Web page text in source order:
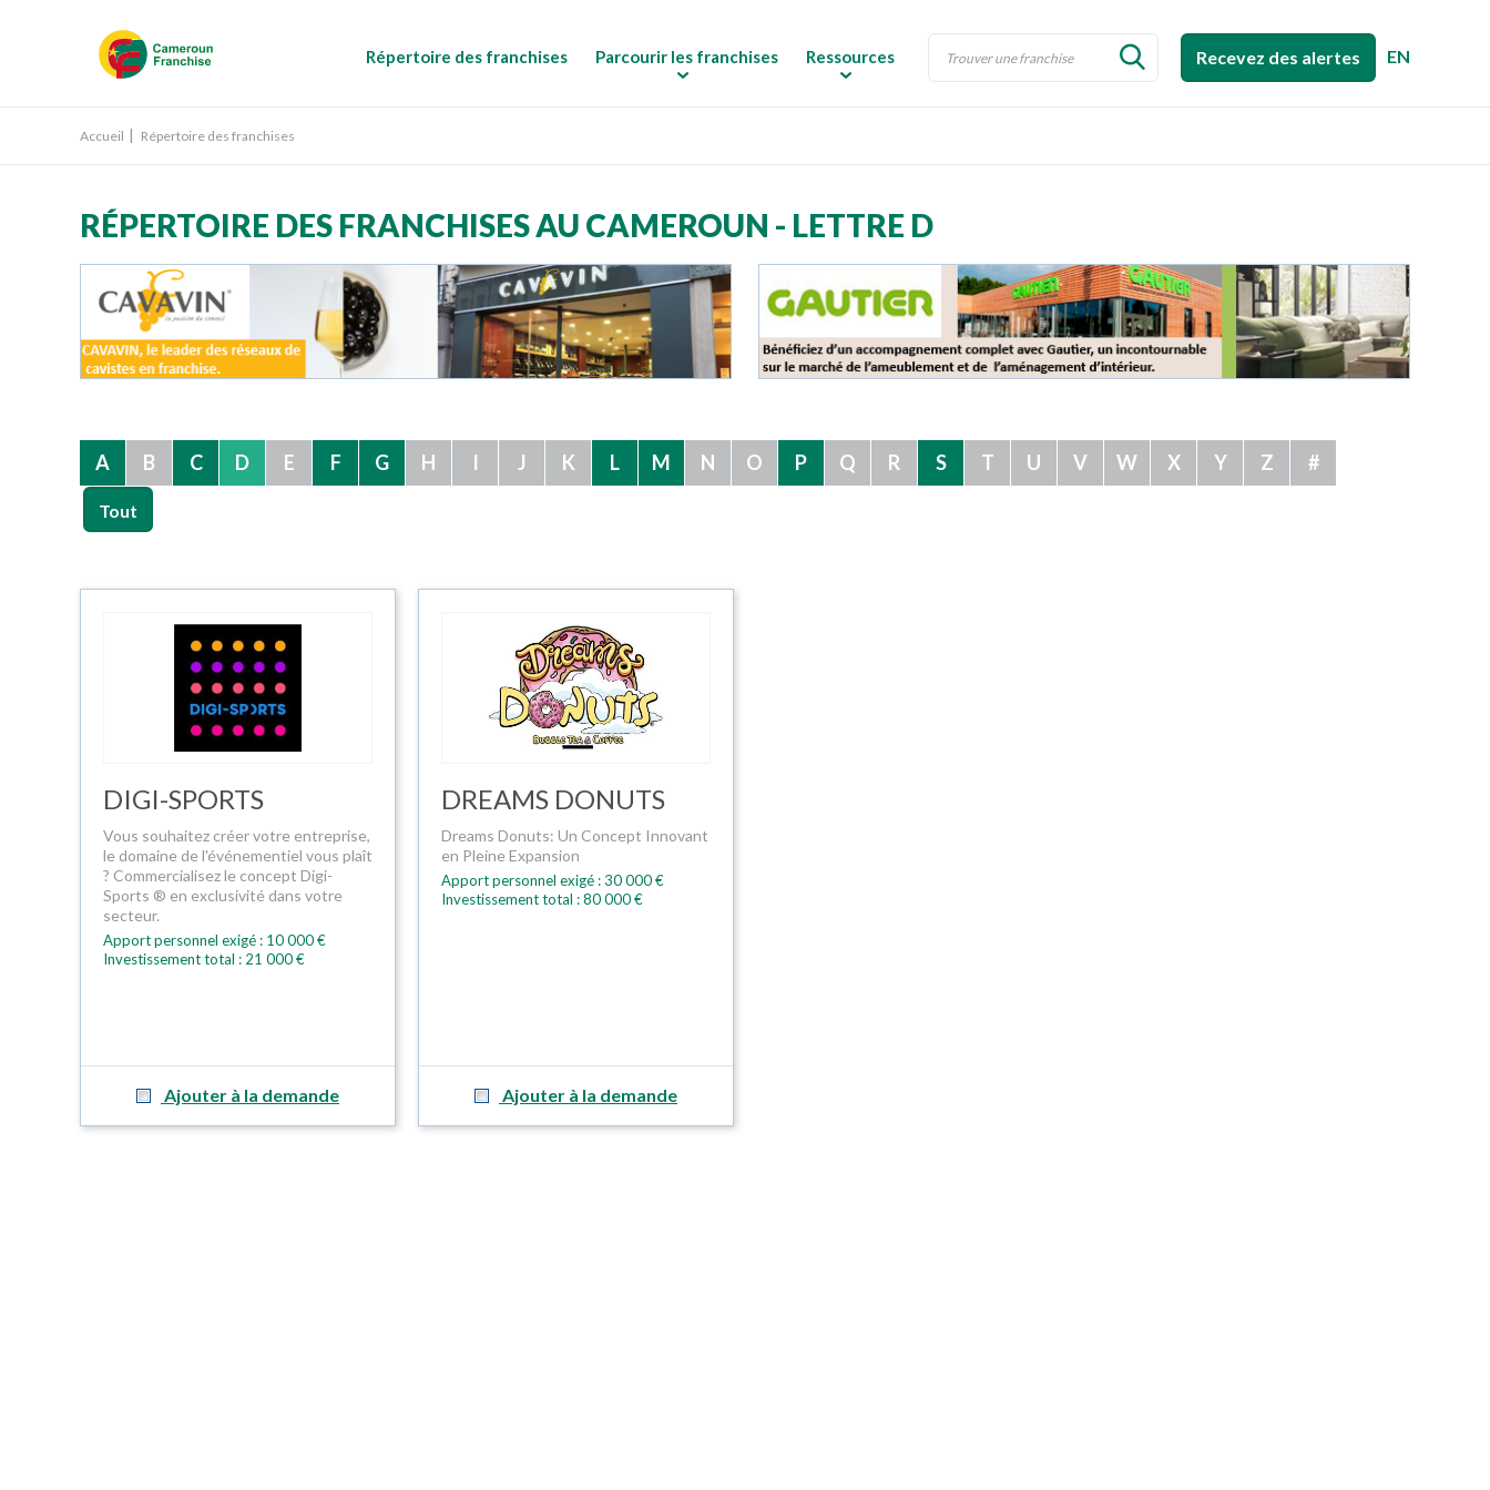
Recevez des alertes EN
Répertoire des franchises Parcourir les franchises Ressources
Accueil Répertoire des franchises
RÉPERTOIRE DES FRANCHISES AU CAMEROUN - LETTRE D
A B C D E F G H I J K L M N O P Q R S T U V W X Y Z #
Tout
DIGI-SPORTS
Vous souhaitez créer votre entreprise,
le domaine de l'événementiel vous plaît
? Commercialisez le concept Digi-
Sports ® en exclusivité dans votre
secteur.
Apport personnel exigé : 10 000 €
Investissement total : 21 000 €
Ajouter à la demande
DREAMS DONUTS
Dreams Donuts: Un Concept Innovant
en Pleine Expansion
Apport personnel exigé : 30 000 €
Investissement total : 80 000 €
Ajouter à la demande